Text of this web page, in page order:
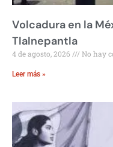
Volcadura en la
Tlalnepantla
4 de agosto, 2026 No hay
Leer más »